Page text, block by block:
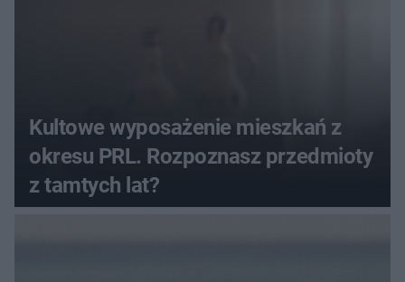
Kultowe wyposażenie mieszkań z
okresu PRL. Rozpoznasz przedmioty
z tamtych lat?